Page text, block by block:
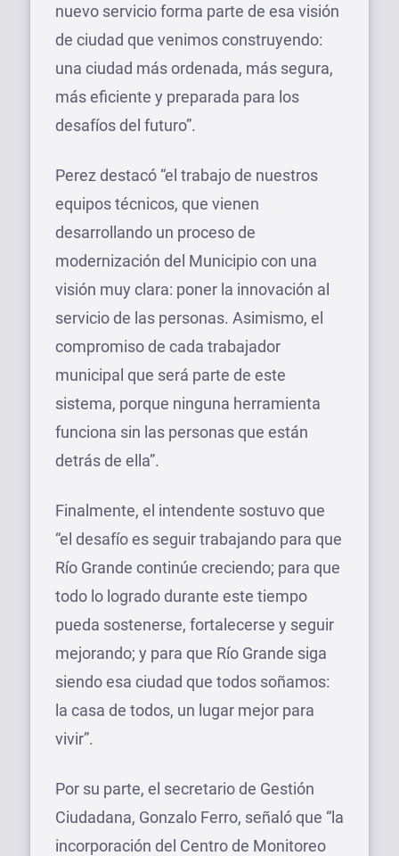
nuevo servicio forma parte de esa visión
de ciudad que venimos construyendo:
una ciudad más ordenada, más segura,
más eficiente y preparada para los
desafíos del futuro”.
Perez destacó “el trabajo de nuestros
equipos técnicos, que vienen
desarrollando un proceso de
modernización del Municipio con una
visión muy clara: poner la innovación al
servicio de las personas. Asimismo, el
compromiso de cada trabajador
municipal que será parte de este
sistema, porque ninguna herramienta
funciona sin las personas que están
detrás de ella”.
Finalmente, el intendente sostuvo que
“el desafío es seguir trabajando para que
Río Grande continúe creciendo; para que
todo lo logrado durante este tiempo
pueda sostenerse, fortalecerse y seguir
mejorando; y para que Río Grande siga
siendo esa ciudad que todos soñamos:
la casa de todos, un lugar mejor para
vivir”.
Por su parte, el secretario de Gestión
Ciudadana, Gonzalo Ferro, señaló que “la
incorporación del Centro de Monitoreo